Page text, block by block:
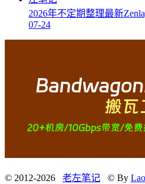
2026年不定期整理最新
07-24
© 2012-2026 老左笔记 © By